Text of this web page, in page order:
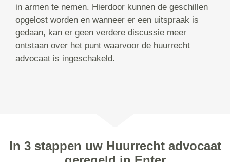
in armen te nemen. Hierdoor kunnen de geschillen
opgelost worden en wanneer er een uitspraak is
gedaan, kan er geen verdere discussie meer
ontstaan over het punt waarvoor de huurrecht
advocaat is ingeschakeld.
In 3 stappen uw Huurrecht advocaat